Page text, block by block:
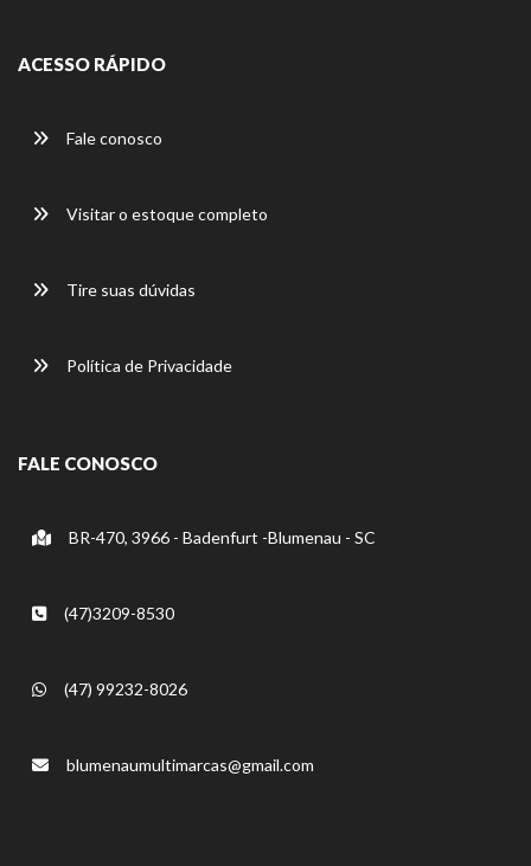
ACESSO RÁPIDO
Fale conosco
Visitar o estoque completo
Tire suas dúvidas
Política de Privacidade
FALE CONOSCO
BR-470, 3966 - Badenfurt -Blumenau - SC
(47)3209-8530
(47) 99232-8026
blumenaumultimarcas@gmail.com